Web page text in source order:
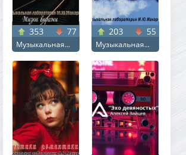
353 77
Музыкальная...
203 55
Музыкальная...